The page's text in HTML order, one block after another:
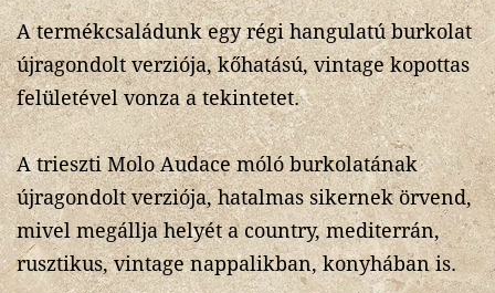
A termékcsaládunk egy régi hangulatú burkolat
újragondolt verziója, kőhatású, vintage kopottas
felületével vonza a tekintetet.
A trieszti Molo Audace móló burkolatának
újragondolt verziója, hatalmas sikernek örvend,
mivel megállja helyét a country, mediterrán,
rusztikus, vintage nappalikban, konyhában is.